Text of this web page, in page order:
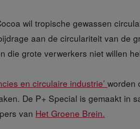
wil tropische gewassen
aan de circulariteit van de
die grote verwerkers niet willen
en circulaire industrie’ worden
De P+ Special is gemaakt in
van Het Groene Brein.